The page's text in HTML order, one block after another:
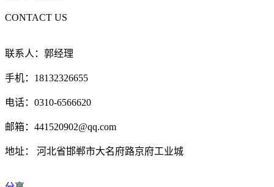
CONTACT US
联系人：郭经理
手机：18132326655
电话：0310-6566620
邮箱：441520902@qq.com
地址： 河北省邯郸市大名府路京府工业城